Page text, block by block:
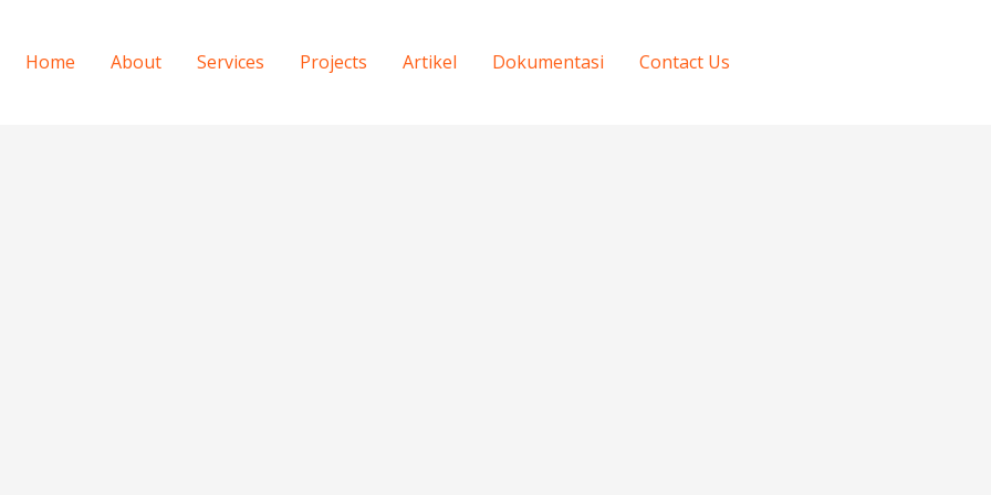
Home About Services Projects Artikel Dokumentasi Contact Us